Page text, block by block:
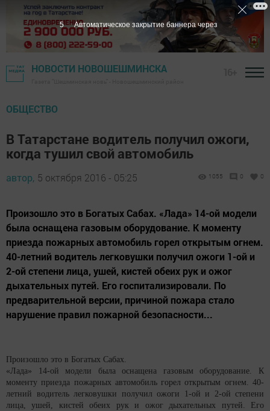
НОВОСТИ НОВОШЕШМИНСКА
ОБЩЕСТВО
В Татарстане водитель получил ожоги,
когда тушил свой автомобиль
автор, 5 октября 2016 - 05:25 1055 0 0
Произошло это в Богатых Сабах. «Лада» 14-ой модели
была оснащена газовым оборудование. К моменту
приезда пожарных автомобиль горел открытым огнем.
40-летний водитель легковушки получил ожоги 1-ой и
2-ой степени лица, ушей, кистей обеих рук и ожог
дыхательных путей. Его госпитализировали. По
предварительной версии, причиной пожара стало
нарушение правил пожарной безопасности...
Произошло это в Богатых Сабах.
«Лада» 14-ой модели была оснащена газовым оборудование. К
моменту приезда пожарных автомобиль горел открытым огнем. 40-
летний водитель легковушки получил ожоги 1-ой и 2-ой степени
лица, ушей, кистей обеих рук и ожог дыхательных путей. Его
4 Автоматическое закрытие баннера через